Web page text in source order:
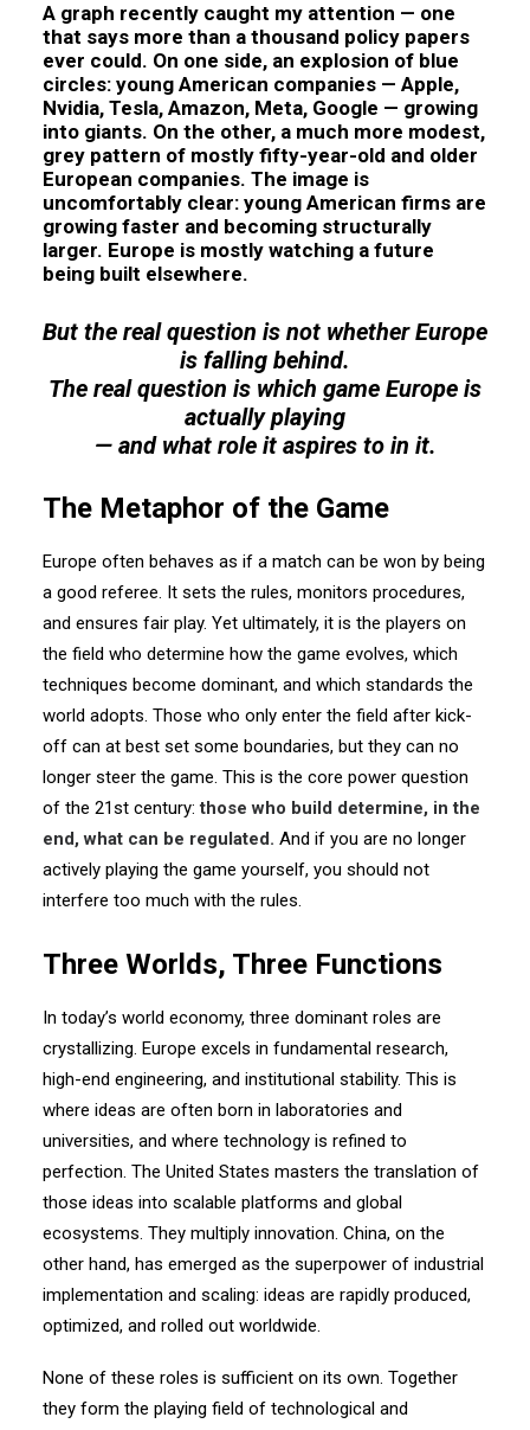
A graph recently caught my attention — one
that says more than a thousand policy papers
ever could. On one side, an explosion of blue
circles: young American companies — Apple,
Nvidia, Tesla, Amazon, Meta, Google — growing
into giants. On the other, a much more modest,
grey pattern of mostly fifty-year-old and older
European companies. The image is
uncomfortably clear: young American firms are
growing faster and becoming structurally
larger. Europe is mostly watching a future
being built elsewhere.
But the real question is not whether Europe
is falling behind.
The real question is which game Europe is
actually playing
— and what role it aspires to in it.
The Metaphor of the Game
Europe often behaves as if a match can be won by being
a good referee. It sets the rules, monitors procedures,
and ensures fair play. Yet ultimately, it is the players on
the field who determine how the game evolves, which
techniques become dominant, and which standards the
world adopts. Those who only enter the field after kick-
off can at best set some boundaries, but they can no
longer steer the game. This is the core power question
of the 21st century:those who build determine, in the
end, what can be regulated. And if you are no longer
actively playing the game yourself, you should not
interfere too much with the rules.
Three Worlds, Three Functions
In today’s world economy, three dominant roles are
crystallizing. Europe excels in fundamental research,
high-end engineering, and institutional stability. This is
where ideas are often born in laboratories and
universities, and where technology is refined to
perfection. The United States masters the translation of
those ideas into scalable platforms and global
ecosystems. They multiply innovation. China, on the
other hand, has emerged as the superpower of industrial
implementation and scaling: ideas are rapidly produced,
optimized, and rolled out worldwide.
None of these roles is sufficient on its own. Together
they form the playing field of technological and